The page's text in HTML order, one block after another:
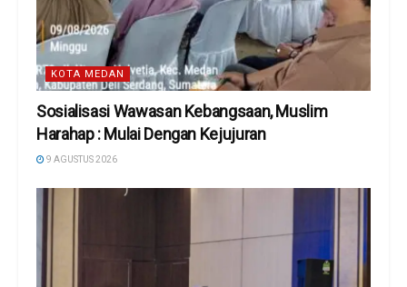
KOTA MEDAN
Sosialisasi Wawasan Kebangsaan, Muslim
Harahap : Mulai Dengan Kejujuran
9 AGUSTUS 2026